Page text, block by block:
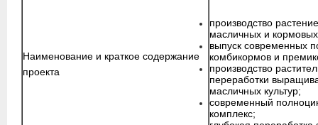
Наименование и краткое содержание
проекта
производство
масличных и кормовых
выпуск современных
комбикормов и
производство
переработки
масличных культур;
современный
комплекс;